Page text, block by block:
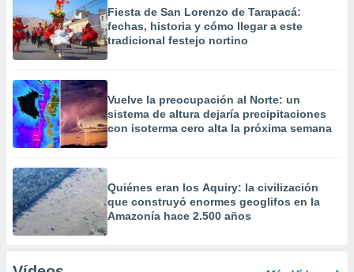
Fiesta de San Lorenzo de Tarapacá:
fechas, historia y cómo llegar a este
tradicional festejo nortino
Vuelve la preocupación al Norte: un
sistema de altura dejaría precipitaciones
con isoterma cero alta la próxima semana
Quiénes eran los Aquiry: la civilización
que construyó enormes geoglifos en la
Amazonía hace 2.500 años